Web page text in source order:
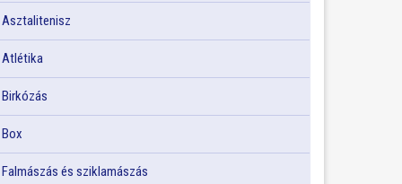
Asztalitenisz
Atlétika
Birkózás
Box
Falmászás és sziklamászás